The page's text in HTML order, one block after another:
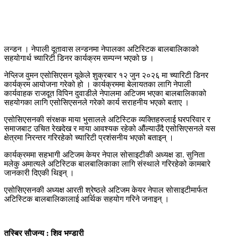
लन्डन । नेपाली दूतावास लन्डनमा नेपालका अटिस्टिक बालबालिकाको
सहयोगार्थ च्यारिटी डिनर कार्यक्रम सम्पन्न भएको छ ।
नेप्लिज वुमन एसोसिएसन यूकेले शुक्रबार १२ जुन २०२६ मा च्यारिटी डिनर
कार्यक्रम आयोजना गरेको हो । कार्यक्रममा बेलायतका लागि नेपाली
कार्यवाहक राजदूत विपिन दुवाडीले नेपालमा अटिजम भएका बालबालिकाको
सहयोगका लागि एसोसिएसनले गरेको कार्य सराहनीय भएको बताए ।
एसोसिएसनकी संरक्षक माया भुसालले अटिस्टिक व्यक्तिहरुलाई घरपरिवार र
समाजबाट उचित रेखदेख र माया आवश्यक रहेको औंल्याउँदै एसोसिएसनले यस
क्षेत्रमा निरन्तर गरिरहेको च्यारिटी प्रशंसनीय भएको बताइन् ।
कार्यक्रममा सहभागी अटिजम केयर नेपाल सोसाइटीकी अध्यक्ष डा. सुनिता
मलेकु अमात्यले अटिस्टिक बालबालिकाका लागि संस्थाले गरिरहेको कामबारे
जानकारी दिएकी थिइन् ।
एसोसिएसनकी अध्यक्ष आरती श्रेष्ठले अटिजम केयर नेपाल सोसाइटीमार्फत
अटिस्टिक बालबालिकालाई आर्थिक सहयोग गरिने जनाइन् ।
तस्बिर सौजन्य : शिव भण्डारी